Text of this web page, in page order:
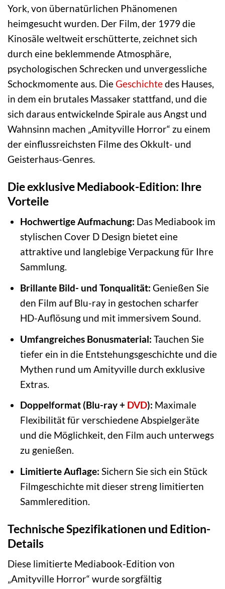
York, von übernatürlichen Phänomenen
heimgesucht wurden. Der Film, der 1979 die
Kinosäle weltweit erschütterte, zeichnet sich
durch eine beklemmende Atmosphäre,
psychologischen Schrecken und unvergessliche
Schockmomente aus. DieGeschichtedes Hauses,
in dem ein brutales Massaker stattfand, und die
sich daraus entwickelnde Spirale aus Angst und
Wahnsinn machen „Amityville Horror“ zu einem
der einflussreichsten Filme des Okkult- und
Geisterhaus-Genres.
Die exklusive Mediabook-Edition: Ihre
Vorteile
Hochwertige Aufmachung: Das Mediabook im
stylischen Cover D Design bietet eine
attraktive und langlebige Verpackung für Ihre
Sammlung.
Brillante Bild- und Tonqualität: Genießen Sie
den Film auf Blu-ray in gestochen scharfer
HD-Auflösung und mit immersivem Sound.
Umfangreiches Bonusmaterial: Tauchen Sie
tiefer ein in die Entstehungsgeschichte und die
Mythen rund um Amityville durch exklusive
Extras.
Doppelformat (Blu-ray + DVD): Maximale
Flexibilität für verschiedene Abspielgeräte
und die Möglichkeit, den Film auch unterwegs
zu genießen.
Limitierte Auflage: Sichern Sie sich ein Stück
Filmgeschichte mit dieser streng limitierten
Sammleredition.
Technische Spezifikationen und Edition-
Details
Diese limitierte Mediabook-Edition von
„Amityville Horror“ wurde sorgfältig